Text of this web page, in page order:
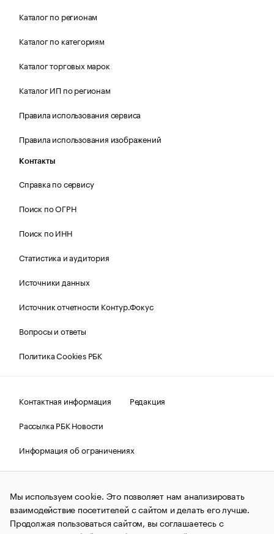
Каталог по регионам
Каталог по категориям
Каталог торговых марок
Каталог ИП по регионам
Правила использования сервиса
Правила использования изображений
Контакты
Справка по сервису
Поиск по ОГРН
Поиск по ИНН
Статистика и аудитория
Источники данных
Источник отчетности Контур.Фокус
Вопросы и ответы
Политика Cookies РБК
Контактная информация
Редакция
Рассылка РБК Новости
Информация об ограничениях
Правовая информация
О соблюдении авторских прав
© АО «РОСБИЗНЕСКОНСАЛТИНГ»,1995–2026.Сообщения
и материалы информационного агентства «РБК»
(зарегистрировано Федеральной службой по надзору в сфере
связи, информационных технологий и массовых
Мы используем cookie. Это позволяет нам анализировать
взаимодействие посетителей с сайтом и делать его лучше.
Продолжая пользоваться сайтом, вы соглашаетесь с